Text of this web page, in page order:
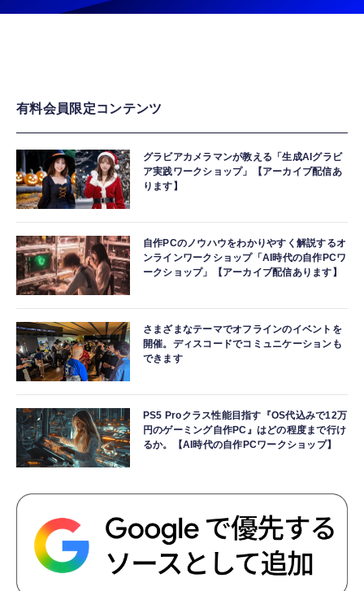
有料会員限定コンテンツ
グラビアカメラマンが教える「生成AIグラビ
ア実践ワークショップ」【アーカイブ配信あ
ります】
自作PCのノウハウをわかりやすく解説するオ
ンラインワークショップ「AI時代の自作PCワ
ークショップ」【アーカイブ配信あります】
さまざまなテーマでオフラインのイベントを
開催。ディスコードでコミュニケーションも
できます
PS5 Proクラス性能目指す『OS代込みで12万
円のゲーミング自作PC』はどの程度まで行け
るか。【AI時代の自作PCワークショップ】